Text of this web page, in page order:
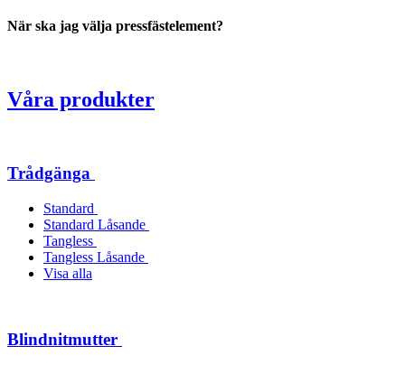
När ska jag välja pressfästelement?
Våra produkter
Trådgänga
Standard
Standard Låsande
Tangless
Tangless Låsande
Visa alla
Blindnitmutter